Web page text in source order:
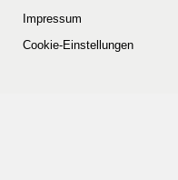
Impressum
Cookie-Einstellungen